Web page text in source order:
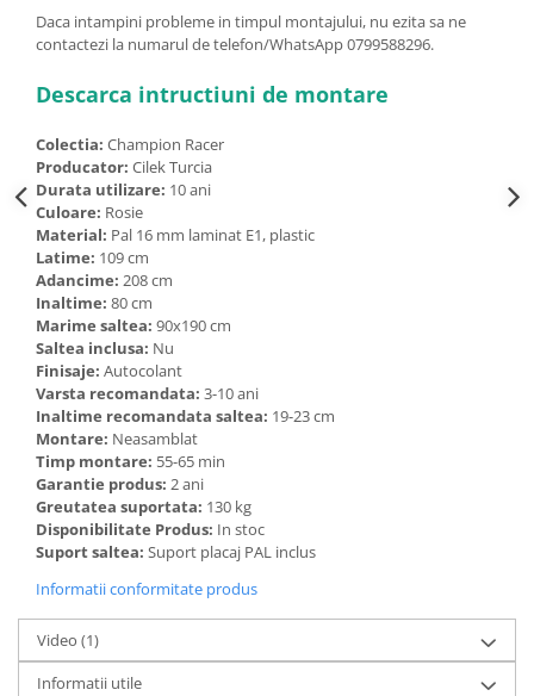
Daca intampini probleme in timpul montajului, nu ezita sa ne
contactezi la numarul de telefon/WhatsApp 0799588296.
Descarca intructiuni de montare
Colectia: Champion Racer
Producator: Cilek Turcia
Durata utilizare: 10 ani
Culoare: Rosie
Material: Pal 16 mm laminat E1, plastic
Latime: 109 cm
Adancime: 208 cm
Inaltime: 80 cm
Marime saltea: 90x190 cm
Saltea inclusa: Nu
Finisaje: Autocolant
Varsta recomandata: 3-10 ani
Inaltime recomandata saltea: 19-23 cm
Montare: Neasamblat
Timp montare: 55-65 min
Garantie produs: 2 ani
Greutatea suportata: 130 kg
Disponibilitate Produs: In stoc
Suport saltea: Suport placaj PAL inclus
Informatii conformitate produs
Video (1)
Informatii utile